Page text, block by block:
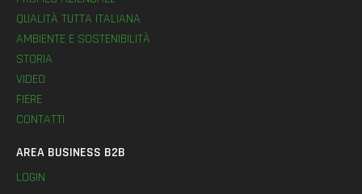
QUALITÀ TUTTA ITALIANA
AMBIENTE E SOSTENIBILITÀ
STORIA
VIDEO
FIERE
CONTATTI
AREA BUSINESS B2B
LOGIN